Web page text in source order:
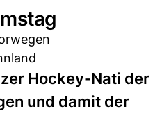
Hockey-Nati der
und damit der